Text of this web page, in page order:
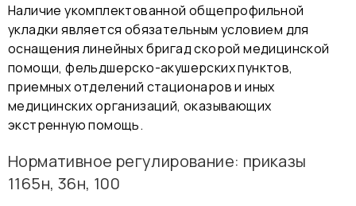
Наличие укомплектованной общепрофильной
укладки является обязательным условием для
оснащения линейных бригад скорой медицинской
помощи, фельдшерско-акушерских пунктов,
приемных отделений стационаров и иных
медицинских организаций, оказывающих
экстренную помощь.
Нормативное регулирование: приказы
1165н, 36н, 100